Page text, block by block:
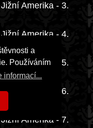
a
Používáním
informací...
Amerika - 3.
Amerika - 4.
Amerika - 5.
Amerika - 6.
Amerika - 7.